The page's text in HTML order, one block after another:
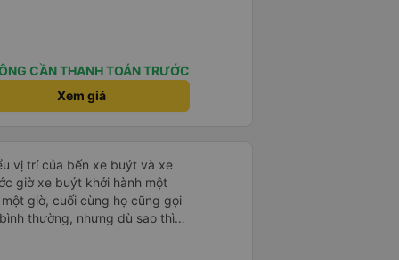
CẦN THANH TOÁN TRƯỚC
Xem giá
vị trí của bến xe buýt và xe
giờ xe buýt khởi hành một
giờ, cuối cùng họ cũng gọi
thường, nhưng dù sao thì
vì tôi rất thoải mái. Sẽ tuyệt